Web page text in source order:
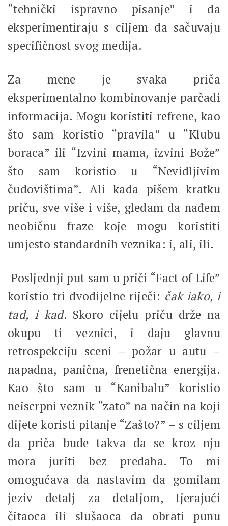
“tehnički ispravno pisanje” i da
eksperimentiraju s ciljem da sačuvaju
specifičnost svog medija.
Za mene je svaka priča
eksperimentalno kombinovanje parčadi
informacija. Mogu koristiti refrene, kao
što sam koristio “pravila” u “Klubu
boraca” ili “Izvini mama, izvini Bože”
što sam koristio u “Nevidljivim
čudovištima”. Ali kada pišem kratku
priču, sve više i više, gledam da nađem
neobičnu fraze koje mogu koristiti
umjesto standardnih veznika: i, ali, ili.
Posljednji put sam u priči “Fact of Life”
koristio tri dvodijelne riječi: čak iako, i
tad, i kad. Skoro cijelu priču drže na
okupu ti veznici, i daju glavnu
retrospekciju sceni – požar u autu –
napadna, panična, frenetična energija.
Kao što sam u “Kanibalu” koristio
neiscrpni veznik “zato” na način na koji
dijete koristi pitanje “Zašto?” – s ciljem
da priča bude takva da se kroz nju
mora juriti bez predaha. To mi
omogućava da nastavim da gomilam
jeziv detalj za detaljom, tjerajući
čitaoca ili slušaoca da obrati punu